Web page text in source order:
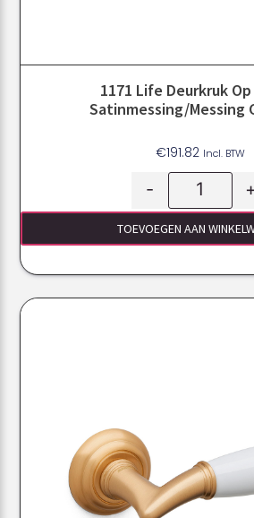
1171 Life Deurkruk
Satinmessing/messing
€191.82 Incl. BTW
-
TOEVOEGEN AAN